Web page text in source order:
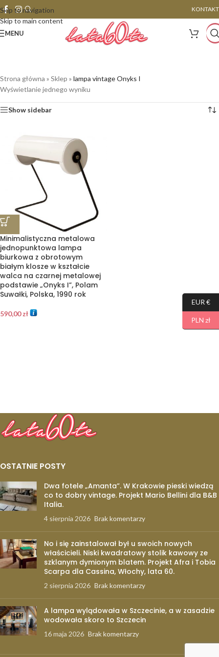
Skip to navigation
Skip to main content
KONTAKT
MENU
Strona główna » Sklep » lampa vintage Onyks I
Wyświetlanie jednego wyniku
Show sidebar
Minimalistyczna metalowa
jednopunktowa lampa
biurkowa z obrotowym
białym klosze w kształcie
walca na czarnej metalowej
podstawie „Onyks I”, Polam
Suwałki, Polska, 1990 rok
590,00zł
OSTATNIE POSTY
Dwa fotele „Amanta”. W Krakowie pieski wiedzą
co to dobry vintage. Projekt Mario Bellini dla B&B
Italia.
4 sierpnia 2026 Brak komentarzy
No i się zainstalował był u swoich nowych
właścicieli. Niski kwadratowy stolik kawowy ze
szklanym dymionym blatem. Projekt Afra i Tobia
Scarpa dla Cassina, Włochy, lata 60.
2 sierpnia 2026 Brak komentarzy
A lampa wylądowała w Szczecinie, a w zasadzie
wodowała skoro to Szczecin
16 maja 2026 Brak komentarzy
EUR €
PLN zł